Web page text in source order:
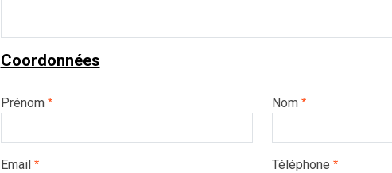
Coordonnées
Prénom * Nom *
Email * Téléphone *